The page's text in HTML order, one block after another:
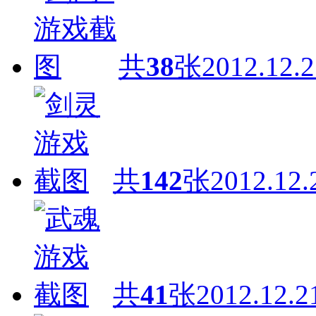
共38张
共142张
共41张